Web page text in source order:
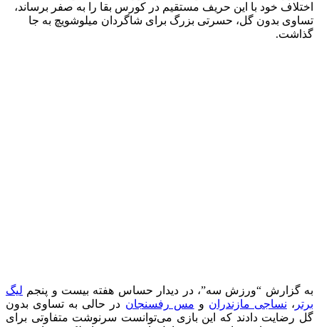
اختلاف خود با این حریف مستقیم در کورس بقا را به صفر برساند،
تساوی بدون گل، حسرتی بزرگ برای شاگردان میلوشویچ به جا
گذاشت.
به گزارش “ورزش سه”، در دیدار حساس هفته بیست و پنجم لیگ
برتر ، نساجی مازندران و مس رفسنجان در حالی به تساوی بدون
گل رضایت دادند که این بازی می‌توانست سرنوشت متفاوتی برای